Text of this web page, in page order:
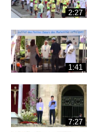
2:27
1:41
7:27